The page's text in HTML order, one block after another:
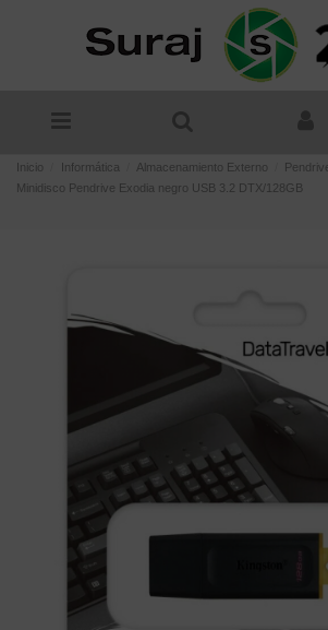
Inicio Informática Almacenamiento Externo Pendrive
Minidisco Pendrive Exodia negro USB 3.2 DTX/128GB